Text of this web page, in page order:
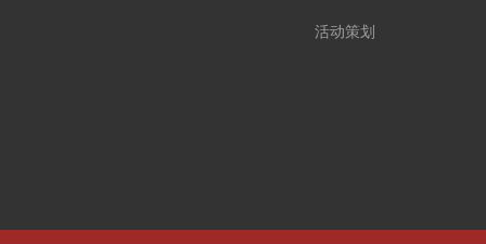
活动策划